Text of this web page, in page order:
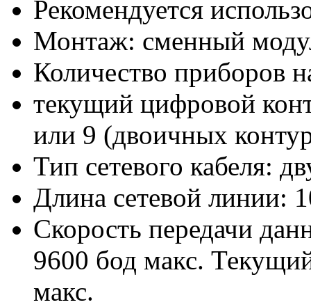
Рекомендуется
Монтаж: сменный
Количество приборов
текущий цифровой
или 9 (двоичных
Тип сетевого кабеля:
Длина сетевой линии:
Скорость передачи
9600 бод макс.
макс.